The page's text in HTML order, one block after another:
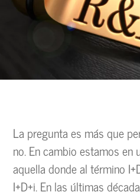
La pregunta es más que
no. En cambio estamos en
aquella donde al término
I+D+i. En las últimas